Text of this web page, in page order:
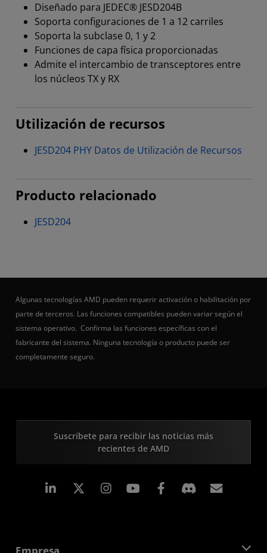
Diseñado para JEDEC® JESD204B
Soporta configuraciones de 1 a 12 carriles
Soporta la subclase 0, 1 y 2
Funciones de capa física proporcionadas
Admite el intercambio de transceptores entre
los núcleos TX y RX
Utilización de recursos
JESD204 PHY Datos de Utilización de Recursos
Producto relacionado
JESD204
Algunas tecnologías AMD pueden requerir activación o habilitación por
parte de terceros. Las funciones compatibles pueden variar según el
sistema operativo. Confirma las funciones específicas con el
fabricante del sistema. Ninguna tecnología o producto puede ser
completamente seguro.
Suscríbete para recibir las noticias más
recientes de AMD
LinkedIn Instagram Facebook